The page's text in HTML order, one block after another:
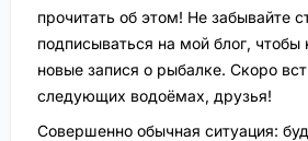
прочитать об этом! Не забывайте
подписываться на мой блог, чтобы
новые запися о рыбалке. Скоро
следующих водоёмах, друзья!
Совершенно обычная ситуация: